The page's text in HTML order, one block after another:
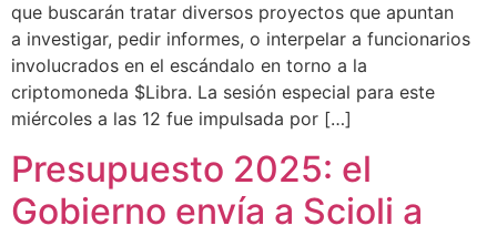
que buscarán tratar diversos proyectos que apuntan
a investigar, pedir informes, o interpelar a funcionarios
involucrados en el escándalo en torno a la
criptomoneda $Libra. La sesión especial para este
miércoles a las 12 fue impulsada por […]
Presupuesto 2025: el
Gobierno envía a Scioli a